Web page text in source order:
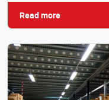
Read more